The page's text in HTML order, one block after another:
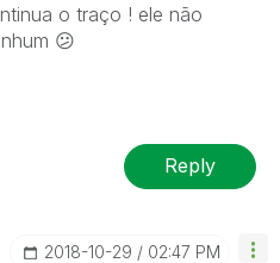
o traço ! ele não
😕
Reply
‎2018-10-29 02:47 PM